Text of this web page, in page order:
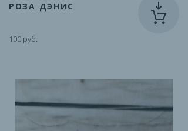
РОЗА ДЭНИС
100 руб.